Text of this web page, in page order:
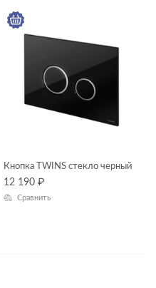
Кнопка TWINS стекло черный
12 190 ₽
Сравнить